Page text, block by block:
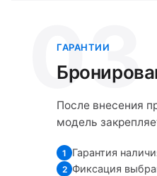
03
ГАРАНТИИ
После внесения
модель
1 Гарантия
2 Фиксация